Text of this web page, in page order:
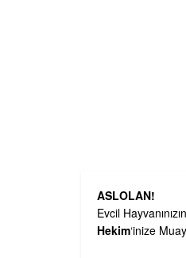
ASLOLAN!
Evcil
Hekim‘inize